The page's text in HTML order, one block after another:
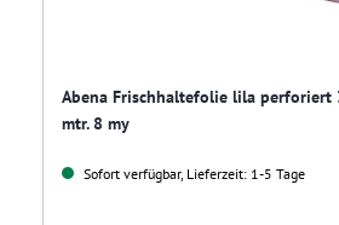
Abena Frischhaltefolie lila perforiert
mtr. 8 my
Sofort verfügbar, Lieferzeit: 1-5 Tage